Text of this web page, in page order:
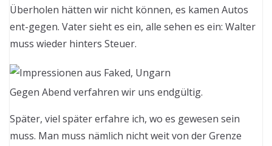
Überholen hätten wir nicht können, es kamen Autos
ent-gegen. Vater sieht es ein, alle sehen es ein: Walter
muss wieder hinters Steuer.
Gegen Abend verfahren wir uns endgültig.
Später, viel später erfahre ich, wo es gewesen sein
muss. Man muss nämlich nicht weit von der Grenze